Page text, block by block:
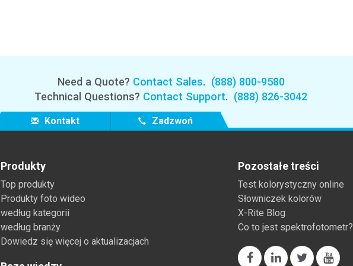
Need a Quote? Contact Sales. (888) 800-9580
Technical Questions? Contact Support. (888) 826-3042
Kontakt Zadzwoń
Produkty
Top produkty
Produkty foto wideo
według kategorii
według branży
Dowiedz się więcej o aktualizacjach
Pozostałe treści
Test kolorystyczny online
Słowniczek kolorów
X-Rite Blog
Co to jest spektrofotometr?